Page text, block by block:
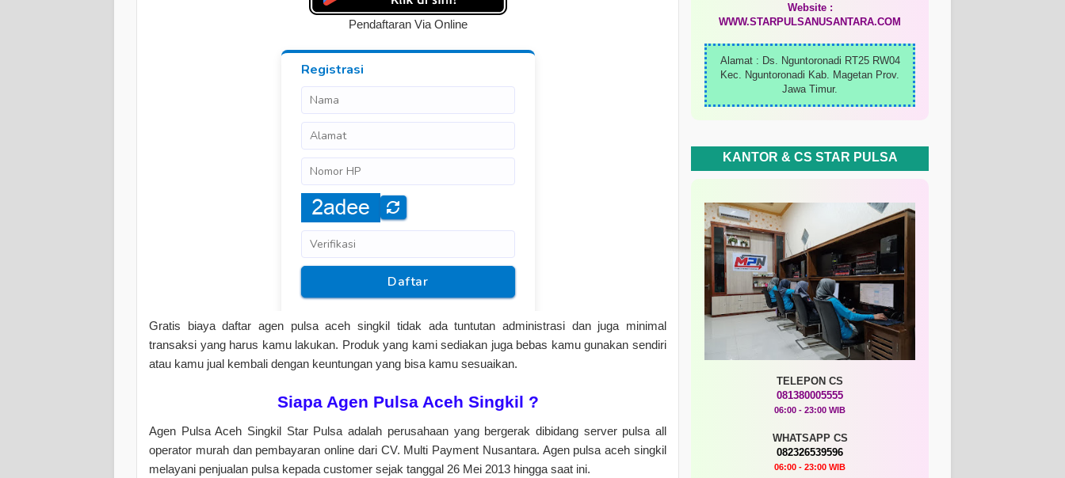
Pendaftaran Via Online
Gratis biaya daftar agen pulsa aceh singkil tidak ada tuntutan administrasi dan juga minimal
transaksi yang harus kamu lakukan. Produk yang kami sediakan juga bebas kamu gunakan sendiri
atau kamu jual kembali dengan keuntungan yang bisa kamu sesuaikan.
Siapa Agen Pulsa Aceh Singkil ?
Agen Pulsa Aceh Singkil Star Pulsa adalah perusahaan yang bergerak dibidang server pulsa all
operator murah dan pembayaran online dari CV. Multi Payment Nusantara. Agen pulsa aceh singkil
melayani penjualan pulsa kepada customer sejak tanggal 26 Mei 2013 hingga saat ini.
Website :
WWW.STARPULSANUSANTARA.COM
Alamat : Ds. Nguntoronadi RT25 RW04
Kec. Nguntoronadi Kab. Magetan Prov.
Jawa Timur.
KANTOR & CS STAR PULSA
TELEPON CS
081380005555
06:00 - 23:00 WIB
WHATSAPP CS
082326539596
06:00 - 23:00 WIB